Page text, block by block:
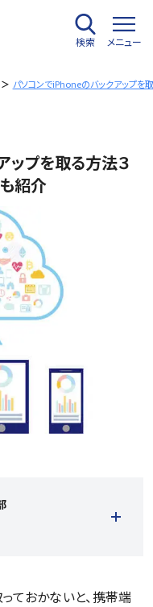
検索 メニュー
パソコンでiPhoneのバックアップを
プを取る方法３
紹介
ておかないと、携帯端